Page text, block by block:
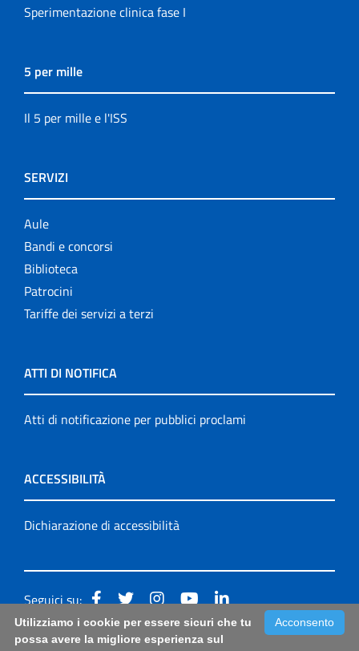
Sperimentazione clinica fase I
5 per mille
Il 5 per mille e l'ISS
SERVIZI
Aule
Bandi e concorsi
Biblioteca
Patrocini
Tariffe dei servizi a terzi
ATTI DI NOTIFICA
Atti di notificazione per pubblici proclami
ACCESSIBILITÀ
Dichiarazione di accessibilità
Seguici su:
Accessibilità: form di segnalazione di prima istanza per
Acconsento
Utilizziamo i cookie per essere sicuri che tu
possa avere la migliore esperienza sul